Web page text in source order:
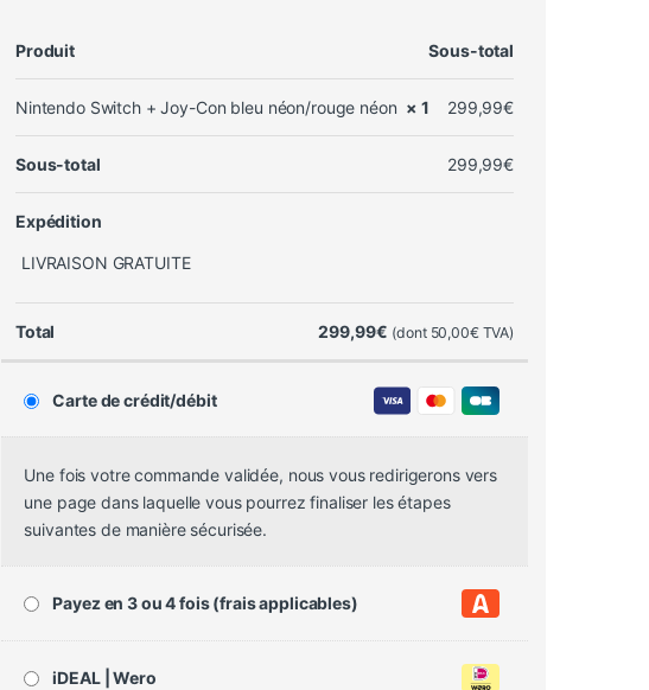
Produit Sous-total
Nintendo Switch + Joy-Con bleu néon/rouge néon × 1 299,99€
Sous-total 299,99€
Expédition
LIVRAISON GRATUITE
Total 299,99€ (dont 50,00€TVA)
Carte de crédit/débit
Une fois votre commande validée, nous vous redirigerons vers
une page dans laquelle vous pourrez finaliser les étapes
suivantes de manière sécurisée.
Payez en 3 ou 4 fois (frais applicables)
iDEAL | Wero